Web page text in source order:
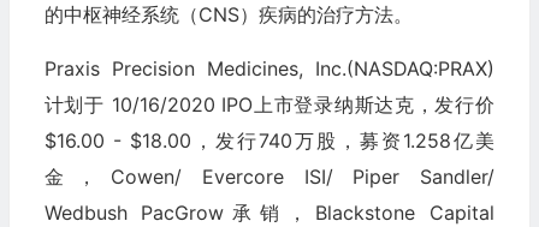
的中枢神经系统（CNS）疾病的治疗方法。
Praxis Precision Medicines, Inc.(NASDAQ:PRAX)
计划于 10/16/2020 IPO上市登录纳斯达克，发行价
$16.00 - $18.00，发行740万股，募资1.258亿美
金，Cowen/ Evercore ISI/ Piper Sandler/
Wedbush PacGrow承销，Blackstone Capital